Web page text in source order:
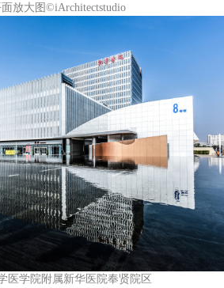
面放大图©iArchitectstudio
医学院附属新华医院奉贤院区